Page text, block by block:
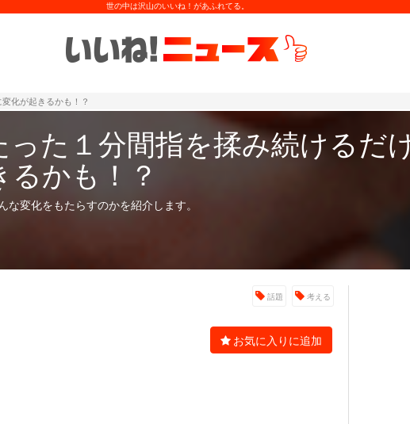
世の中は沢山のいいね！があふれてる。
化が起きるかも！？
った１分間指を揉み続けるだ
かも！？
変化をもたらすのかを紹介します。
話題 考える
お気に入りに追加